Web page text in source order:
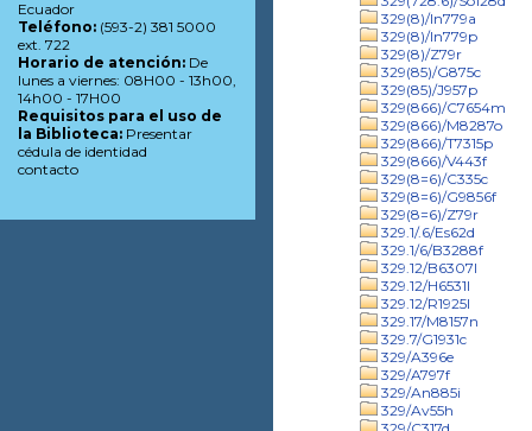
329(8)/In779a
329(8)/In779p
329(8)/Z79r
329(85)/G875c
329(85)/J957p
329(866)/C7654m
329(866)/M8287o
329(866)/T7315p
329(866)/V443f
329(8=6)/C335c
329(8=6)/G9856f
329(8=6)/Z79r
329.1/.6/Es62d
329.1/6/B3288f
329.12/B6307l
329.12/H6531l
329.12/R1925l
329.17/M8157n
329.7/G1931c
329/A396e
329/A797f
329/An885i
329/Av55h
Ecuador
Teléfono: (593-2) 381 5000
ext. 722
Horario de atención: De
lunes a viernes: 08H00 - 13h00,
14h00 - 17H00
Requisitos para el uso de
la Biblioteca: Presentar
cédula de identidad
contacto